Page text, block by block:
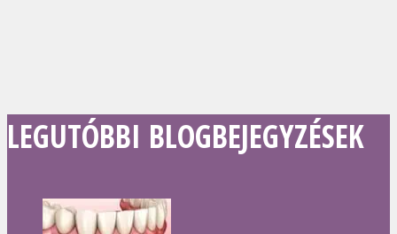
LEGUTÓBBI BLOGBEJEGYZÉSEK